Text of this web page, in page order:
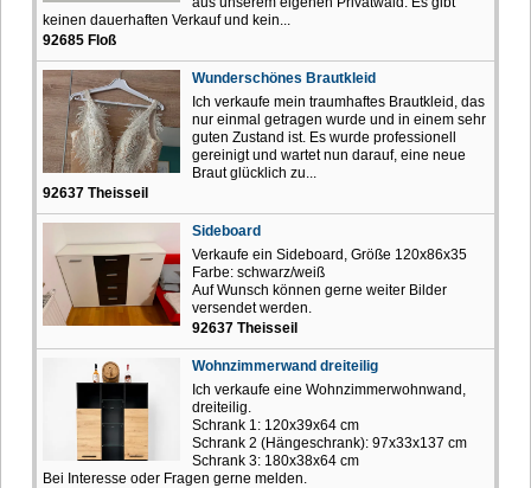
keinen dauerhaften Verkauf und kein...
92685 Floß
Wunderschönes Brautkleid
Ich verkaufe mein traumhaftes Brautkleid, das
nur einmal getragen wurde und in einem sehr
guten Zustand ist. Es wurde professionell
gereinigt und wartet nun darauf, eine neue
Braut glücklich zu...
92637 Theisseil
Sideboard
Verkaufe ein Sideboard, Größe 120x86x35
Farbe: schwarz/weiß
Auf Wunsch können gerne weiter Bilder
versendet werden.
92637 Theisseil
Wohnzimmerwand dreiteilig
Ich verkaufe eine Wohnzimmerwohnwand,
dreiteilig.
Schrank 1: 120x39x64 cm
Schrank 2 (Hängeschrank): 97x33x137 cm
Schrank 3: 180x38x64 cm
Bei Interesse oder Fragen gerne melden.